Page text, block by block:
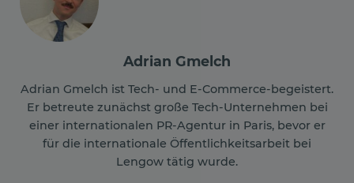
Adrian Gmelch
Adrian Gmelch ist Tech- und E-Commerce-begeistert.
Er betreute zunächst große Tech-Unternehmen bei
einer internationalen PR-Agentur in Paris, bevor er
für die internationale Öffentlichkeitsarbeit bei
Lengow tätig wurde.